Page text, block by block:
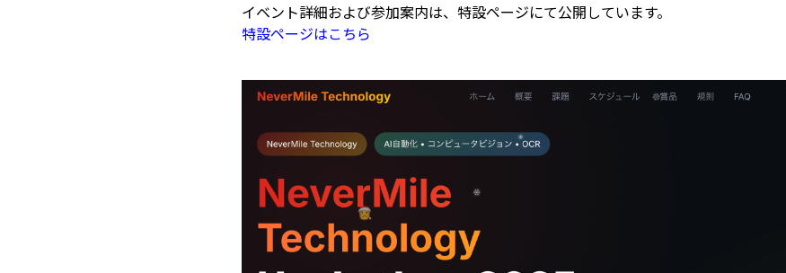
イベント詳細および参加案内は、特設ページにて公開しています。
特設ページはこちら